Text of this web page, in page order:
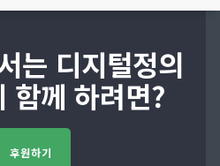
는 디지털정의
함께 하려면?
후원하기